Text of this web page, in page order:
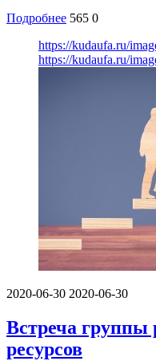
Подробнее 565 0
https://kudaufa.ru/
https://kudaufa.ru/
2020-06-30 2020-06-30
Встреча группы
ресурсов